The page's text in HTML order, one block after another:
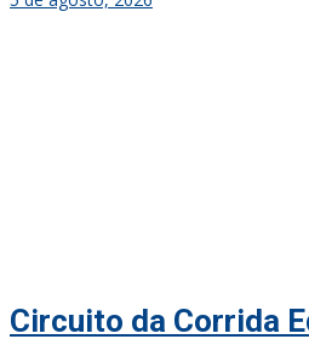
Circuito da Corrida